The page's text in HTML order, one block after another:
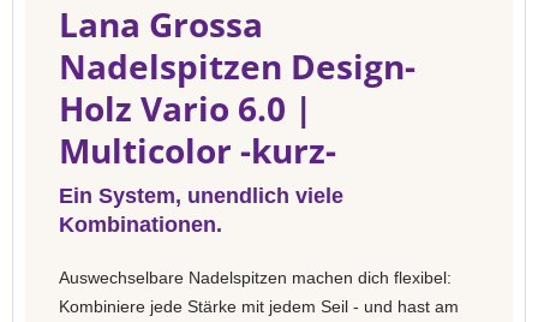
Lana Grossa
Nadelspitzen Design-
Holz Vario 6.0 |
Multicolor -kurz-
Ein System, unendlich viele
Kombinationen.
Auswechselbare Nadelspitzen machen dich flexibel:
Kombiniere jede Stärke mit jedem Seil - und hast am